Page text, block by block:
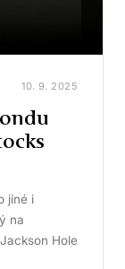
10. 9. 2025
jiné i
na
Hole